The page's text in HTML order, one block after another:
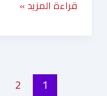
قراءة المزيد »
1
2